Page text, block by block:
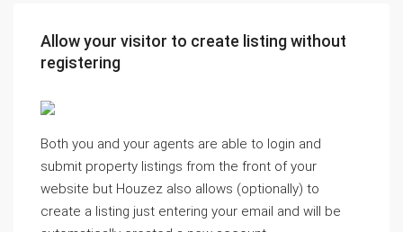
Allow your visitor to create listing without
registering
Both you and your agents are able to login and
submit property listings from the front of your
website but Houzez also allows (optionally) to
create a listing just entering your email and will be